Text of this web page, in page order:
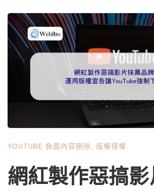
YOUTUBE 負面內容刪除, 版權侵權
網紅製作惡搞